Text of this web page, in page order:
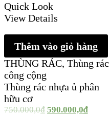
Quick Look
View Details
Thêm vào giỏ hàng
THÙNG RÁC, Thùng rác
công cộng
Thùng rác nhựa ủ phân
hữu cơ
750.000,0₫ 590.000,0₫